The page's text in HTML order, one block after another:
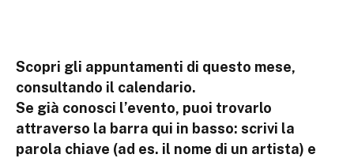
Scopri gli appuntamenti di questo mese,
consultando il calendario.
Se già conosci l’evento, puoi trovarlo
attraverso la barra qui in basso: scrivi la
parola chiave (ad es. il nome di un artista) e